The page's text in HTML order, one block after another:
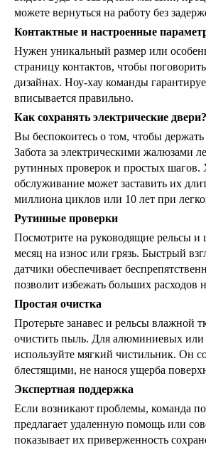
можете вернуться на работу без
Контактные и настроенные
Нужен уникальный размер или
страницу контактов, чтобы
дизайнах. Ноу-хау команды
вписывается правильно.
Как сохранять электрические двери?
Вы беспокоитесь о том, чтобы
Забота за электрическими жалюзами
рутинных проверок и простых шагов.
обслуживание может заставить их
миллиона циклов или 10 лет при
Рутинные проверки
Посмотрите на руководящие рельсы
месяц на износ или грязь. Быстрый
датчики обеспечивает
позволит избежать больших расходов
Простая очистка
Протерьте занавес и рельсы влажной
очистить пыль. Для алюминиевых или
используйте мягкий чистильник. Он
блестящими, не нанося ущерба
Экспертная поддержка
Если возникают проблемы, команда
предлагает удаленную помощь или
показывает их приверженность